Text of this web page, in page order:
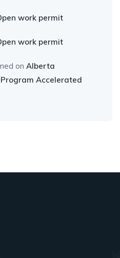
work permit
work permit
on Alberta
Accelerated